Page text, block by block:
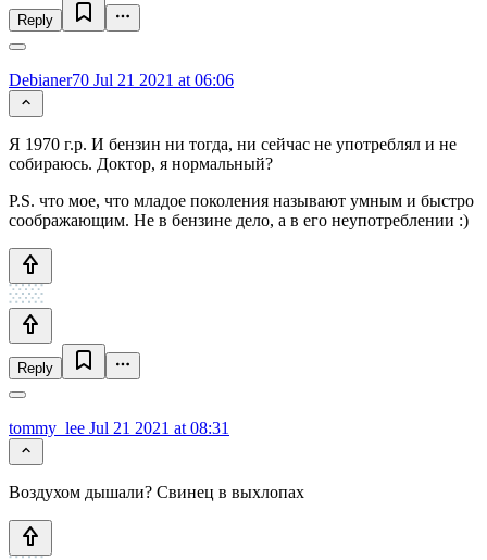
Reply
Debianer70 Jul 21 2021 at 06:06
Я 1970 г.р. И бензин ни тогда, ни сейчас не употреблял и не
собираюсь. Доктор, я нормальный?
P.S. что мое, что младое поколения называют умным и быстро
соображающим. Не в бензине дело, а в его неупотреблении :)
Reply
tommy_lee Jul 21 2021 at 08:31
Воздухом дышали? Свинец в выхлопах